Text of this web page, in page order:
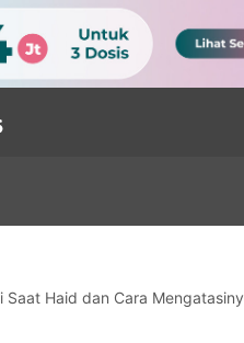
Saat Haid dan Cara